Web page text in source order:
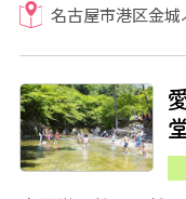
名古屋市港区金